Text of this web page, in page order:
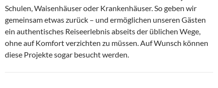
Schulen, Waisenhäuser oder Krankenhäuser. So geben wir
gemeinsam etwas zurück – und ermöglichen unseren Gästen
ein authentisches Reiseerlebnis abseits der üblichen Wege,
ohne auf Komfort verzichten zu müssen. Auf Wunsch können
diese Projekte sogar besucht werden.